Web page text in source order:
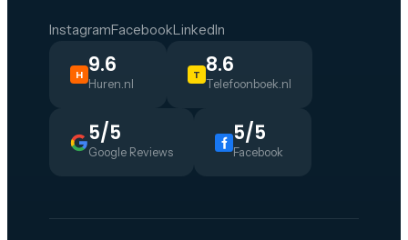
InstagramFacebookLinkedIn
H 9.6
Huren.nl
T 8.6
Telefoonboek.nl
5/5
Google Reviews
5/5
Facebook